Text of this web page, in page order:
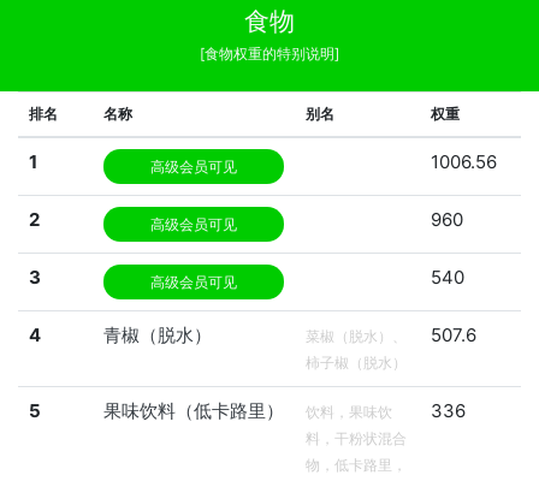
食物
[食物权重的特别说明]
排名 名称 别名 权重
1 高级会员可见 1006.56
2 高级会员可见 960
3 高级会员可见 540
4 青椒（脱水）
菜椒（脱水）、
柿子椒（脱水）
507.6
5 果味饮料（低卡路里）
饮料，果味饮
料，干粉状混合
物，低卡路里，
336